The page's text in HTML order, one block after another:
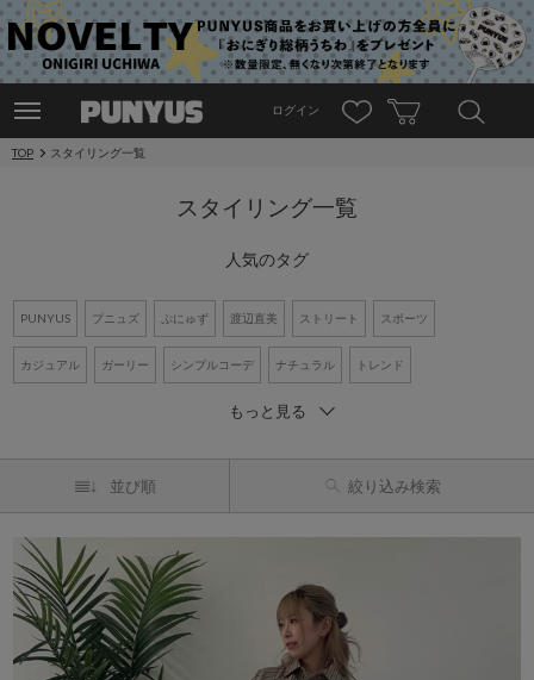
ログイン
TOP スタイリング一覧
スタイリング一覧
人気のタグ
PUNYUS プニュズ ぷにゅず 渡辺直美 ストリート スポーツ
カジュアル ガーリー シンプルコーデ ナチュラル トレンド
再入荷アイテム
ビッグシルエット Tシャツ デニム ワンピース シャツコーデ
もっと見る
並び順 絞り込み検索